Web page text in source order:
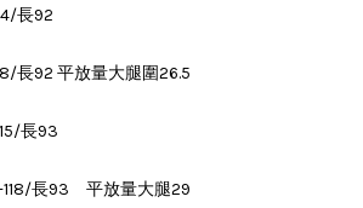
長92
長92 平放量大腿圍26.5
長93
長93 平放量大腿29